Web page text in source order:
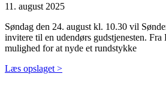
11. august 2025
Søndag den 24. august kl. 10.30 vil
invitere til en udendørs gudstjenesten.
mulighed for at nyde et rundstykke
Læs opslaget >